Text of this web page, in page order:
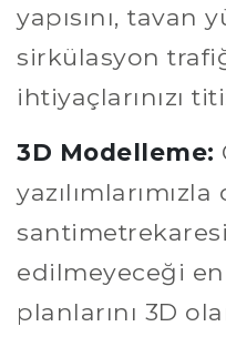
yapısını, tavan
sirkülasyon
ihtiyaçlarınızı
3D Modelleme:
edilmeyeceği
planlarını 3D